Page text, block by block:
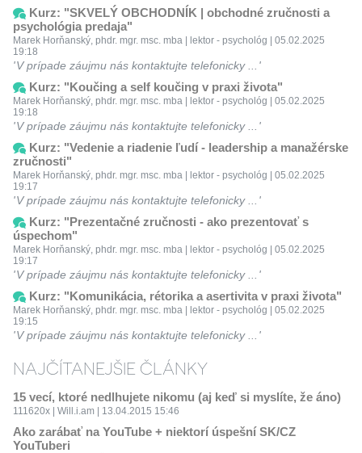
Kurz: "SKVELÝ OBCHODNÍK | obchodné zručnosti a
psychológia predaja"
Marek Horňanský, phdr. mgr. msc. mba | lektor - psychológ | 05.02.2025
19:18
V prípade záujmu nás kontaktujte telefonicky ...
Kurz: "Koučing a self koučing v praxi života"
Marek Horňanský, phdr. mgr. msc. mba | lektor - psychológ | 05.02.2025
19:18
V prípade záujmu nás kontaktujte telefonicky ...
Kurz: "Vedenie a riadenie ľudí - leadership a manažérske
zručnosti"
Marek Horňanský, phdr. mgr. msc. mba | lektor - psychológ | 05.02.2025
19:17
V prípade záujmu nás kontaktujte telefonicky ...
Kurz: "Prezentačné zručnosti - ako prezentovať s
úspechom"
Marek Horňanský, phdr. mgr. msc. mba | lektor - psychológ | 05.02.2025
19:17
V prípade záujmu nás kontaktujte telefonicky ...
Kurz: "Komunikácia, rétorika a asertivita v praxi života"
Marek Horňanský, phdr. mgr. msc. mba | lektor - psychológ | 05.02.2025
19:15
V prípade záujmu nás kontaktujte telefonicky ...
NAJČÍTANEJŠIE ČLÁNKY
15 vecí, ktoré nedlhujete nikomu (aj keď si myslíte, že áno)
111620x | Will.i.am | 13.04.2015 15:46
Ako zarábať na YouTube + niektorí úspešní SK/CZ
YouTuberi